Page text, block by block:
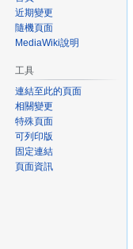
近期變更
隨機頁面
MediaWiki說明
工具
連結至此的頁面
相關變更
特殊頁面
可列印版
固定連結
頁面資訊